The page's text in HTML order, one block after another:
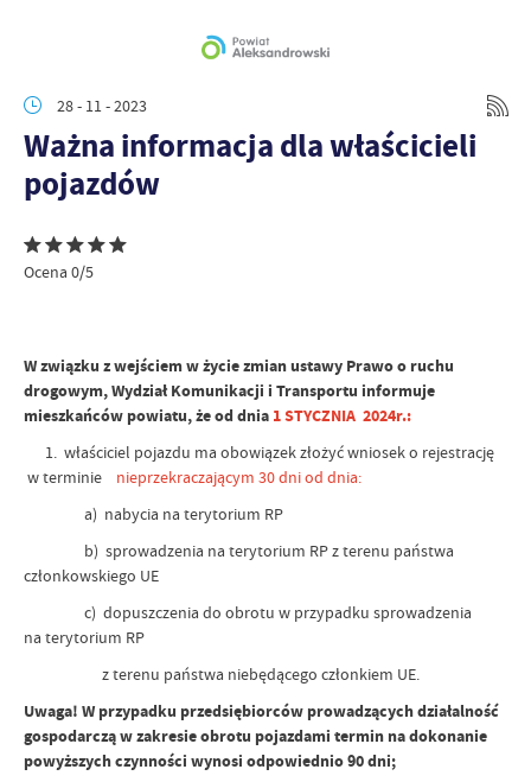
28 - 11 - 2023
Ważna informacja dla właścicieli
pojazdów
Ocena 0/5
W związku z wejściem w życie zmian ustawy Prawo o ruchu
drogowym, Wydział Komunikacji i Transportu informuje
mieszkańców powiatu, że od dnia 1 STYCZNIA 2024r.:
1. właściciel pojazdu ma obowiązek złożyć wniosek o rejestrację
w terminie nieprzekraczającym 30 dni od dnia:
a) nabycia na terytorium RP
b) sprowadzenia na terytorium RP z terenu państwa
członkowskiego UE
c) dopuszczenia do obrotu w przypadku sprowadzenia
na terytorium RP
z terenu państwa niebędącego członkiem UE.
Uwaga! W przypadku przedsiębiorców prowadzących działalność
gospodarczą w zakresie obrotu pojazdami termin na dokonanie
powyższych czynności wynosi odpowiednio 90 dni;